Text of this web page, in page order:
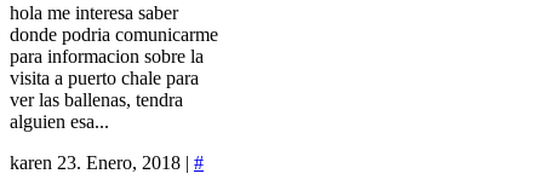
hola me interesa saber
donde podria comunicarme
para informacion sobre la
visita a puerto chale para
ver las ballenas, tendra
alguien esa...
karen 23. Enero, 2018 | #